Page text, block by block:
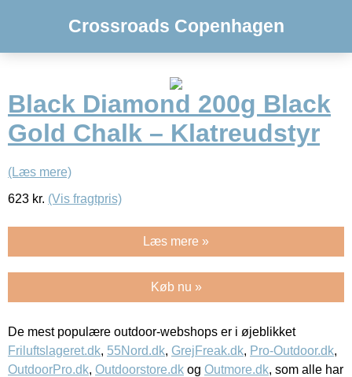
Crossroads Copenhagen
Black Diamond 200g Black
Gold Chalk – Klatreudstyr
(Læs mere)
623 kr. (Vis fragtpris)
Læs mere »
Køb nu »
De mest populære outdoor-webshops er i øjeblikket
Friluftslageret.dk, 55Nord.dk, GrejFreak.dk, Pro-Outdoor.dk,
OutdoorPro.dk, Outdoorstore.dk og Outmore.dk, som alle har